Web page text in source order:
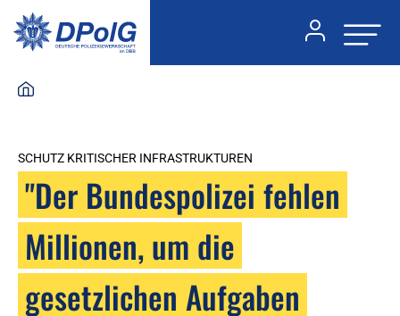
SCHUTZ KRITISCHER INFRASTRUKTUREN
"Der Bundespolizei fehlen
Millionen, um die
gesetzlichen Aufgaben